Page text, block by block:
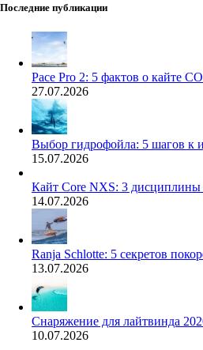
Последние публикации
Pace Pro 2: 5 фактов о кайте
27.07.2026
Выбор гидрофойла: 5 шагов к
15.07.2026
Кайт Core NXS: 3
14.07.2026
Ranja Schlotte: 5 секретов
13.07.2026
Снаряжение для лайтвинда
10.07.2026